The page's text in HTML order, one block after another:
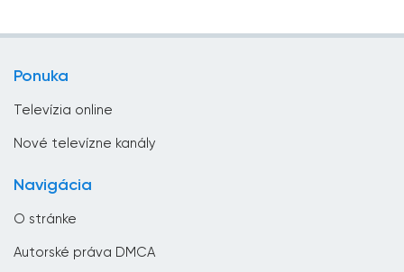
Ponuka
Televízia online
Nové televízne kanály
Navigácia
O stránke
Autorské práva DMCA